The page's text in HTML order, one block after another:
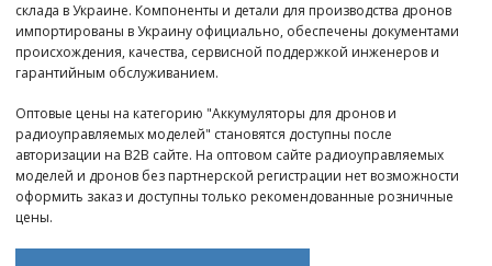
склада в Украине. Компоненты и детали для производства дронов
импортированы в Украину официально, обеспечены документами
происхождения, качества, сервисной поддержкой инженеров и
гарантийным обслуживанием.
Оптовые цены на категорию "Аккумуляторы для дронов и
радиоуправляемых моделей" становятся доступны после
авторизации на B2B сайте. На оптовом сайте радиоуправляемых
моделей и дронов без партнерской регистрации нет возможности
оформить заказ и доступны только рекомендованные розничные
цены.